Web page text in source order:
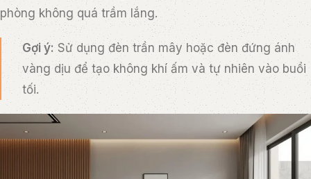
phòng không quá trầm lắng.
Gợi ý:Sử dụng đèn trần mây hoặc đèn đứng ánh
vàng dịu để tạo không khí ấm và tự nhiên vào buổi
tối.